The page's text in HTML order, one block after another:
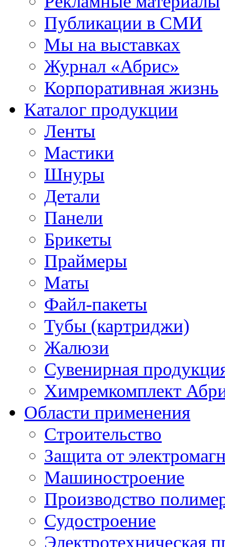
Публикации в СМИ
Мы на выставках
Журнал «Абрис»
Корпоративная жизнь
Каталог продукции
Ленты
Мастики
Шнуры
Детали
Панели
Брикеты
Праймеры
Маты
Файл-пакеты
Тубы (картриджи)
Жалюзи
Сувенирная
Химремкомплект
Области применения
Строительство
Защита от
Машиностроение
Производство
Судостроение
Электротехническая